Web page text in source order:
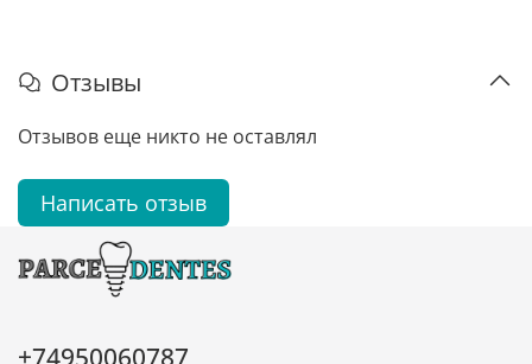
Отзывы
Отзывов еще никто не оставлял
Написать отзыв
+74950060787